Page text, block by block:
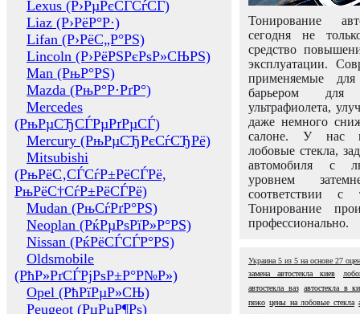
Lexus (Р›РµРєСЃСѓСЃ)
Liaz (Р›РёР°Р·)
Lifan (Р›РёС„Р°РЅ)
Lincoln (Р›РёРЅРєРѕР»СЊРЅ)
Man (РњР°РЅ)
Mazda (РњР°Р·РґР°)
Mercedes
(РњРµСЂСЃРµРґРµСЃ)
Mercury (РњРµСЂРєСѓСЂРё)
Mitsubishi
(РњРёС‚СЃСѓР±РёСЃРё,
РњРёС†СѓР±РёСЃРё)
Mudan (РњСѓРґР°РЅ)
Neoplan (РќРµРѕРїР»Р°РЅ)
Nissan (РќРёСЃСЃР°РЅ)
Oldsmobile
(РћР»РґСЃРјРѕР±Р°Р№Р»)
Opel (РћРїРµР»СЊ)
Peugeot (РџРµР¶Рѕ)
Тонирование
сегодня не
средство
эксплуатации.
применяемые
барьером для
ультрафиолета,
даже немного
салоне. У нас
лобовые стекла,
автомобиля с
уровнем
соответствии с
Тонирование
профессионально.
Украина 5 из 5 на основе 27
замена автостекла киев
автостекла ваз автостекла в
пежо цены на лобовые стекла